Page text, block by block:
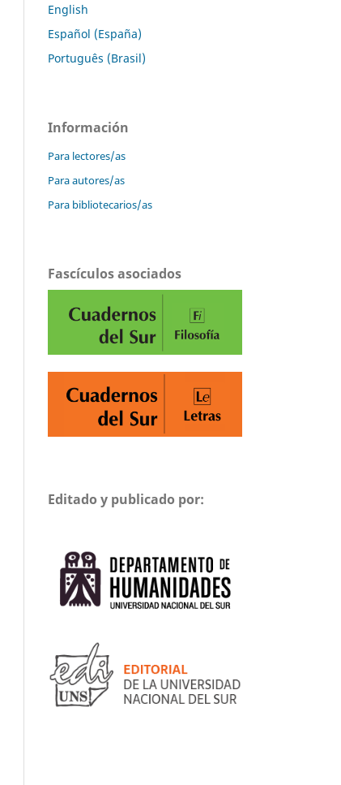
English
Español (España)
Português (Brasil)
Información
Para lectores/as
Para autores/as
Para bibliotecarios/as
Fascículos asociados
Editado y publicado por: